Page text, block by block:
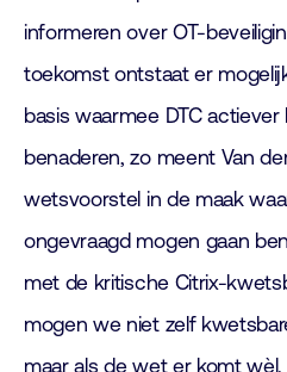
informeren over OT-
toekomst ontstaat er
basis waarmee DTC
benaderen, zo meent Van
wetsvoorstel in de maak
ongevraagd mogen gaan
met de kritische Citrix-
mogen we niet zelf
maar als de wet er komt